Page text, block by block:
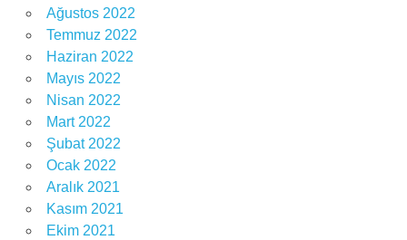
Ağustos 2022
Temmuz 2022
Haziran 2022
Mayıs 2022
Nisan 2022
Mart 2022
Şubat 2022
Ocak 2022
Aralık 2021
Kasım 2021
Ekim 2021